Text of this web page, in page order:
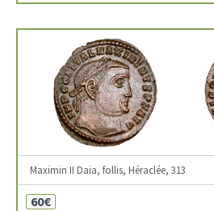
Maximin II Daia, follis, Héraclée, 313
60€